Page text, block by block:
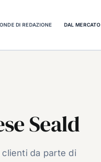
DI REDAZIONE DAL MERCATO
Seald
da parte di